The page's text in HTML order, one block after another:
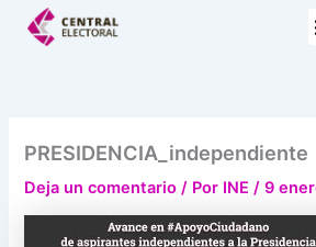
PRESIDENCIA_independiente
Deja un comentario / Por INE/9